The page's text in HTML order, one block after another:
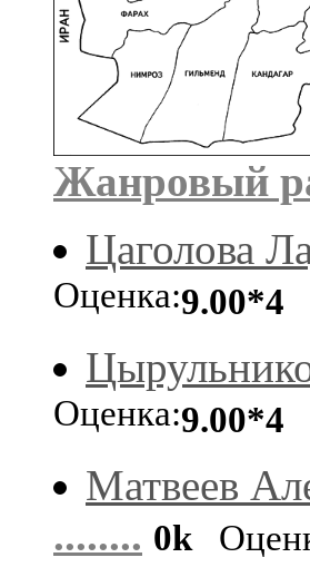
Жанровый
Цаголова
Оценка:9.00*4
Оценка:9.00*4
Матвеев
........ 0k